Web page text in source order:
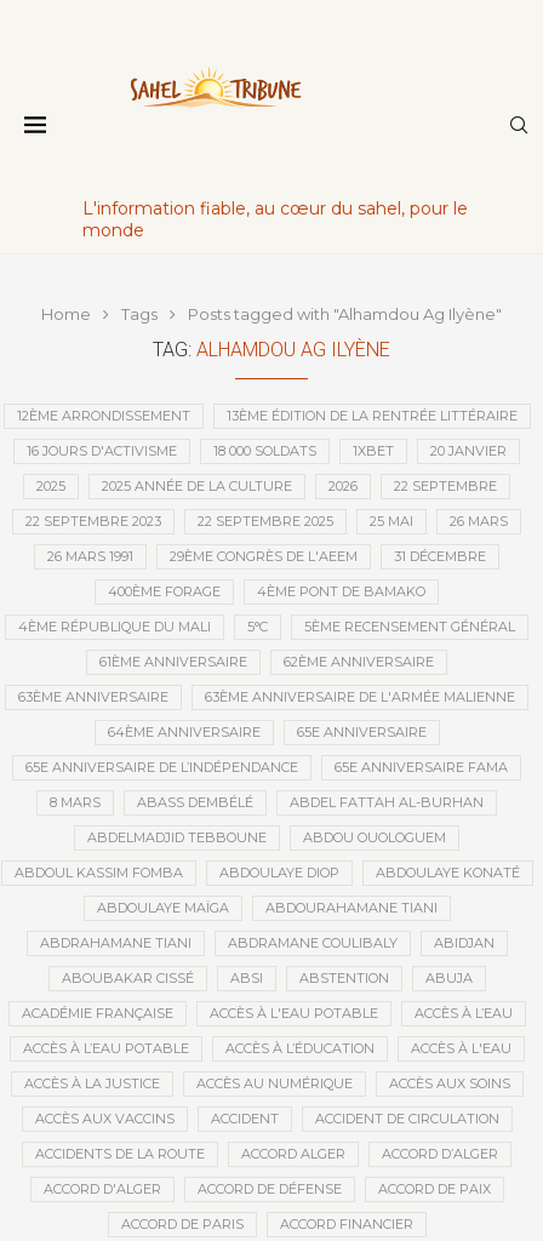
L'information fiable, au cœur du sahel, pour le
monde
Home Tags Posts tagged with "Alhamdou Ag Ilyène"
TAG: ALHAMDOU AG ILYÈNE
12ÈME ARRONDISSEMENT 13ÈME ÉDITION DE LA RENTRÉE LITTÉRAIRE
16 JOURS D'ACTIVISME 18 000 SOLDATS 1XBET 20 JANVIER
2025 2025 ANNÉE DE LA CULTURE 2026 22 SEPTEMBRE
22 SEPTEMBRE 2023 22 SEPTEMBRE 2025 25 MAI 26 MARS
26 MARS 1991 29ÈME CONGRÈS DE L'AEEM 31 DÉCEMBRE
400ÈME FORAGE 4ÈME PONT DE BAMAKO
4ÈME RÉPUBLIQUE DU MALI 5°C 5ÈME RECENSEMENT GÉNÉRAL
61ÈME ANNIVERSAIRE 62ÈME ANNIVERSAIRE
63ÈME ANNIVERSAIRE 63ÈME ANNIVERSAIRE DE L'ARMÉE MALIENNE
64ÈME ANNIVERSAIRE 65E ANNIVERSAIRE
65E ANNIVERSAIRE DE L’INDÉPENDANCE 65E ANNIVERSAIRE FAMA
8 MARS ABASS DEMBÉLÉ ABDEL FATTAH AL-BURHAN
ABDELMADJID TEBBOUNE ABDOU OUOLOGUEM
ABDOUL KASSIM FOMBA ABDOULAYE DIOP ABDOULAYE KONATÉ
ABDOULAYE MAÏGA ABDOURAHAMANE TIANI
ABDRAHAMANE TIANI ABDRAMANE COULIBALY ABIDJAN
ABOUBAKAR CISSÉ ABSI ABSTENTION ABUJA
ACADÉMIE FRANÇAISE ACCÈS À L'EAU POTABLE ACCÈS À L’EAU
ACCÈS À L’EAU POTABLE ACCÈS À L’ÉDUCATION ACCÈS À L'EAU
ACCÈS À LA JUSTICE ACCÈS AU NUMÉRIQUE ACCÈS AUX SOINS
ACCÈS AUX VACCINS ACCIDENT ACCIDENT DE CIRCULATION
ACCIDENTS DE LA ROUTE ACCORD ALGER ACCORD D’ALGER
ACCORD D'ALGER ACCORD DE DÉFENSE ACCORD DE PAIX
ACCORD DE PARIS ACCORD FINANCIER